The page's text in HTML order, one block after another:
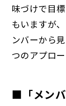
味づけで目
もいますが
ンバーから
つのアプロ
■「メン